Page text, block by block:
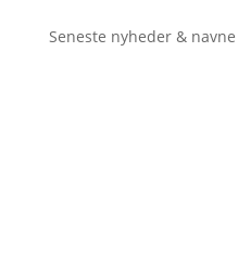
Seneste nyheder & navne